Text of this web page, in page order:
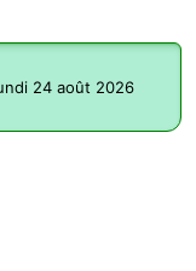
24 août 2026